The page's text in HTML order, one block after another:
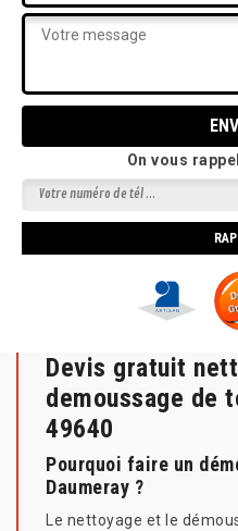
On vous
Devis gratuit
demoussage de
49640
Pourquoi faire un
Daumeray ?
Le nettoyage et le